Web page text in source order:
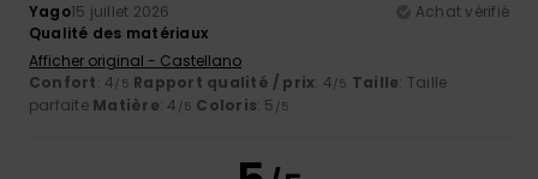
Yago15 juillet 2026
Achat vérifié
Qualité des matériaux
Afficher original - Castellano
Confort: 4/5 Rapport qualité / prix: 4/5 Taille: Taille
parfaite Matière: 4 /5 Coloris: 5 /5